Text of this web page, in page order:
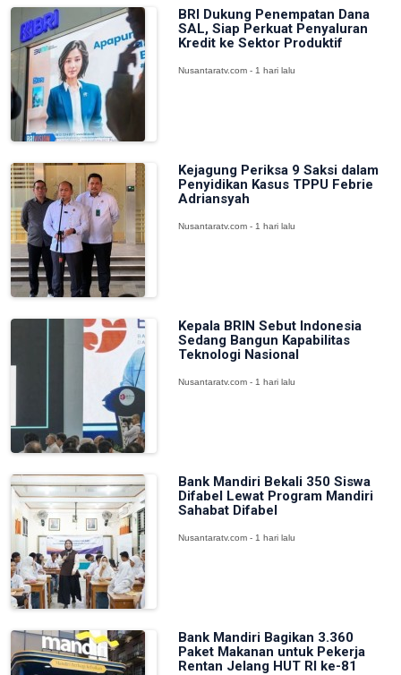
BRI Dukung Penempatan Dana
SAL, Siap Perkuat Penyaluran
Kredit ke Sektor Produktif
Nusantaratv.com - 1 hari lalu
Kejagung Periksa 9 Saksi dalam
Penyidikan Kasus TPPU Febrie
Adriansyah
Nusantaratv.com - 1 hari lalu
Kepala BRIN Sebut Indonesia
Sedang Bangun Kapabilitas
Teknologi Nasional
Nusantaratv.com - 1 hari lalu
Bank Mandiri Bekali 350 Siswa
Difabel Lewat Program Mandiri
Sahabat Difabel
Nusantaratv.com - 1 hari lalu
Bank Mandiri Bagikan 3.360
Paket Makanan untuk Pekerja
Rentan Jelang HUT RI ke-81